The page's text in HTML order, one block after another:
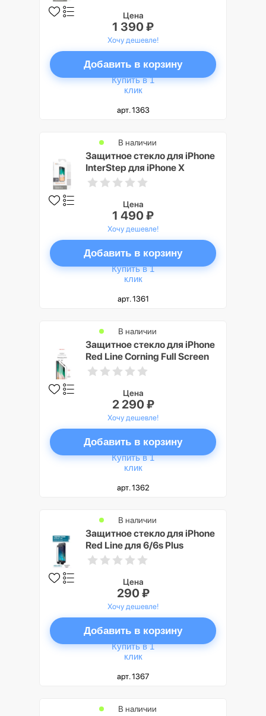
Цена
1 390 ₽
Хочу дешевле!
Добавить в корзину
Купить в 1
клик
арт. 1363
Защитное стекло для iPhone
InterStep для iPhone X
В наличии
Цена
1 490 ₽
Хочу дешевле!
Добавить в корзину
Купить в 1
клик
арт. 1361
Защитное стекло для iPhone
Red Line Corning Full Screen
для iPhone X Black
В наличии
Цена
2 290 ₽
Хочу дешевле!
Добавить в корзину
Купить в 1
клик
арт. 1362
Защитное стекло для iPhone
Red Line для 6/6s Plus
матовое, белый
В наличии
Цена
290 ₽
Хочу дешевле!
Добавить в корзину
Купить в 1
клик
арт. 1367
В наличии